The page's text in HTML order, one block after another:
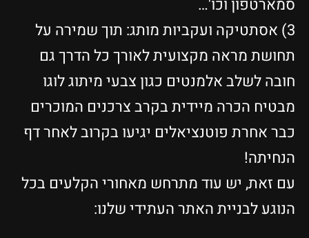
סמארטפון וכו'…
3) אסתטיקה ועקביות מותג: תוך שמירה על
תחושת מראה מקצועית לאורך כל הדרך גם
חובה לשלב אלמנטים כגון צבעי מיתוג לוגו
מבטיח הכרה מיידית בקרב צרכנים המוכרים
כבר אחרת פוטנציאלים יגיעו בקרוב לאחר דף
הנחיתה!
עם זאת, יש עוד מתרחש מאחורי הקלעים בכל
הנוגע לבניית האתר העתידי שלנו: